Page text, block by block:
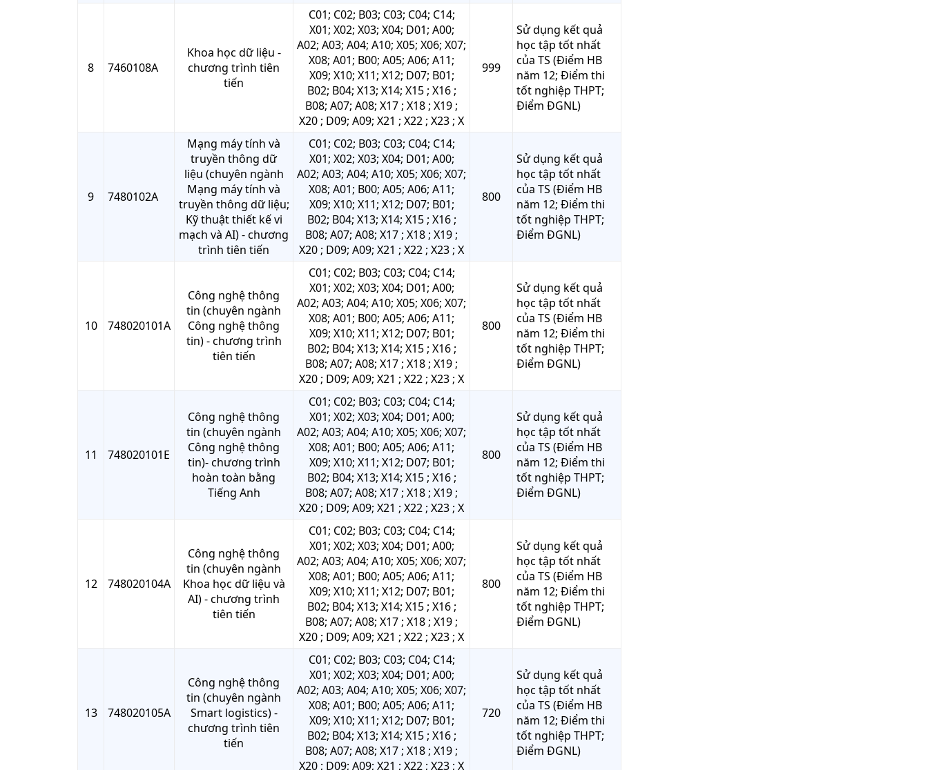
8 7460108A
Khoa học dữ liệu -
chương trình tiên
tiến
C01; C02; B03; C03; C04; C14;
X01; X02; X03; X04; D01; A00;
A02; A03; A04; A10; X05; X06; X07;
X08; A01; B00; A05; A06; A11;
X09; X10; X11; X12; D07; B01;
B02; B04; X13; X14; X15 ; X16 ;
B08; A07; A08; X17 ; X18 ; X19 ;
X20 ; D09; A09; X21 ; X22 ; X23 ; X
999
Sử dụng kết quả
học tập tốt nhất
của TS (Điểm HB
năm 12; Điểm thi
tốt nghiệp THPT;
Điểm ĐGNL)
9 7480102A
Mạng máy tính và
truyền thông dữ
liệu (chuyên ngành
Mạng máy tính và
truyền thông dữ liệu;
Kỹ thuật thiết kế vi
mạch và AI) - chương
trình tiên tiến
C01; C02; B03; C03; C04; C14;
X01; X02; X03; X04; D01; A00;
A02; A03; A04; A10; X05; X06; X07;
X08; A01; B00; A05; A06; A11;
X09; X10; X11; X12; D07; B01;
B02; B04; X13; X14; X15 ; X16 ;
B08; A07; A08; X17 ; X18 ; X19 ;
X20 ; D09; A09; X21 ; X22 ; X23 ; X
800
Sử dụng kết quả
học tập tốt nhất
của TS (Điểm HB
năm 12; Điểm thi
tốt nghiệp THPT;
Điểm ĐGNL)
10 748020101A
Công nghệ thông
tin (chuyên ngành
Công nghệ thông
tin) - chương trình
tiên tiến
C01; C02; B03; C03; C04; C14;
X01; X02; X03; X04; D01; A00;
A02; A03; A04; A10; X05; X06; X07;
X08; A01; B00; A05; A06; A11;
X09; X10; X11; X12; D07; B01;
B02; B04; X13; X14; X15 ; X16 ;
B08; A07; A08; X17 ; X18 ; X19 ;
X20 ; D09; A09; X21 ; X22 ; X23 ; X
800
Sử dụng kết quả
học tập tốt nhất
của TS (Điểm HB
năm 12; Điểm thi
tốt nghiệp THPT;
Điểm ĐGNL)
11 748020101E
Công nghệ thông
tin (chuyên ngành
Công nghệ thông
tin)- chương trình
hoàn toàn bằng
Tiếng Anh
C01; C02; B03; C03; C04; C14;
X01; X02; X03; X04; D01; A00;
A02; A03; A04; A10; X05; X06; X07;
X08; A01; B00; A05; A06; A11;
X09; X10; X11; X12; D07; B01;
B02; B04; X13; X14; X15 ; X16 ;
B08; A07; A08; X17 ; X18 ; X19 ;
X20 ; D09; A09; X21 ; X22 ; X23 ; X
800
Sử dụng kết quả
học tập tốt nhất
của TS (Điểm HB
năm 12; Điểm thi
tốt nghiệp THPT;
Điểm ĐGNL)
12 748020104A
Công nghệ thông
tin (chuyên ngành
Khoa học dữ liệu và
AI) - chương trình
tiên tiến
C01; C02; B03; C03; C04; C14;
X01; X02; X03; X04; D01; A00;
A02; A03; A04; A10; X05; X06; X07;
X08; A01; B00; A05; A06; A11;
X09; X10; X11; X12; D07; B01;
B02; B04; X13; X14; X15 ; X16 ;
B08; A07; A08; X17 ; X18 ; X19 ;
X20 ; D09; A09; X21 ; X22 ; X23 ; X
800
Sử dụng kết quả
học tập tốt nhất
của TS (Điểm HB
năm 12; Điểm thi
tốt nghiệp THPT;
Điểm ĐGNL)
13 748020105A
Công nghệ thông
tin (chuyên ngành
Smart logistics) -
chương trình tiên
tiến
C01; C02; B03; C03; C04; C14;
X01; X02; X03; X04; D01; A00;
A02; A03; A04; A10; X05; X06; X07;
X08; A01; B00; A05; A06; A11;
X09; X10; X11; X12; D07; B01;
B02; B04; X13; X14; X15 ; X16 ;
B08; A07; A08; X17 ; X18 ; X19 ;
X20 ; D09; A09; X21 ; X22 ; X23 ; X
720
Sử dụng kết quả
học tập tốt nhất
của TS (Điểm HB
năm 12; Điểm thi
tốt nghiệp THPT;
Điểm ĐGNL)